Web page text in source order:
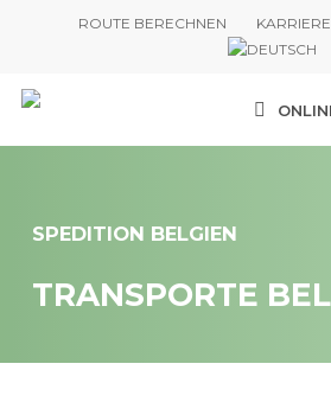
content
ROUTE BERECHNEN KARRIERE
SPEDITION BELGIEN
TRANSPORTE